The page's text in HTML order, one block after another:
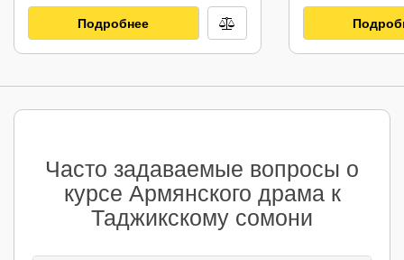
Подробнее
Часто задаваемые вопросы о
курсе Армянского драма к
Таджикскому сомони